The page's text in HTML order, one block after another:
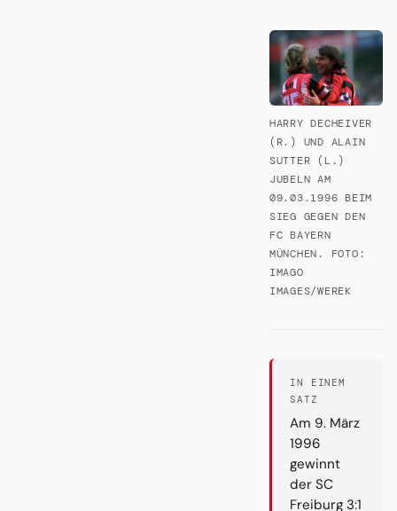
HARRY DECHEIVER
(R.) UND ALAIN
SUTTER (L.)
JUBELN AM
09.03.1996 BEIM
SIEG GEGEN DEN
FC BAYERN
MÜNCHEN. FOTO:
IMAGO
IMAGES/WEREK
IN EINEM
SATZ
Am 9. März
1996
gewinnt
der SC
Freiburg 3:1